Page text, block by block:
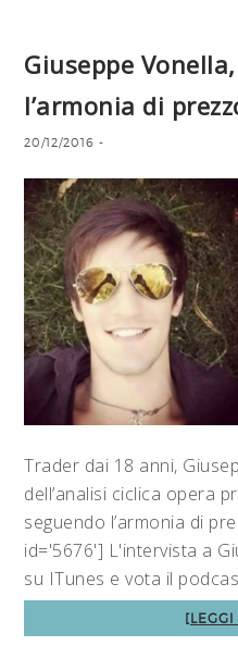
Giuseppe
l’armonia di
20/12/2016 -
Trader dai 18 anni,
dell’analisi ciclica opera
seguendo l’armonia di
id='5676'] L'intervista a
su ITunes e vota il